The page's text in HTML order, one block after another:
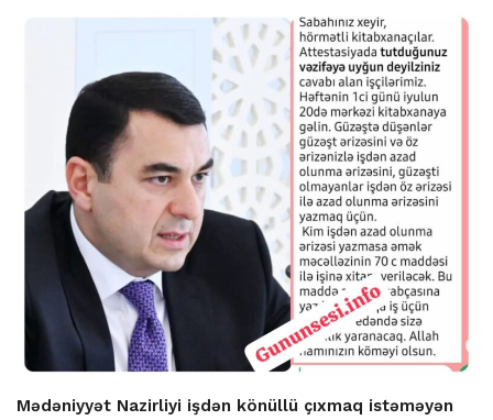
Mədəniyyət Nazirliyi işdən könüllü çıxmaq istəməyən